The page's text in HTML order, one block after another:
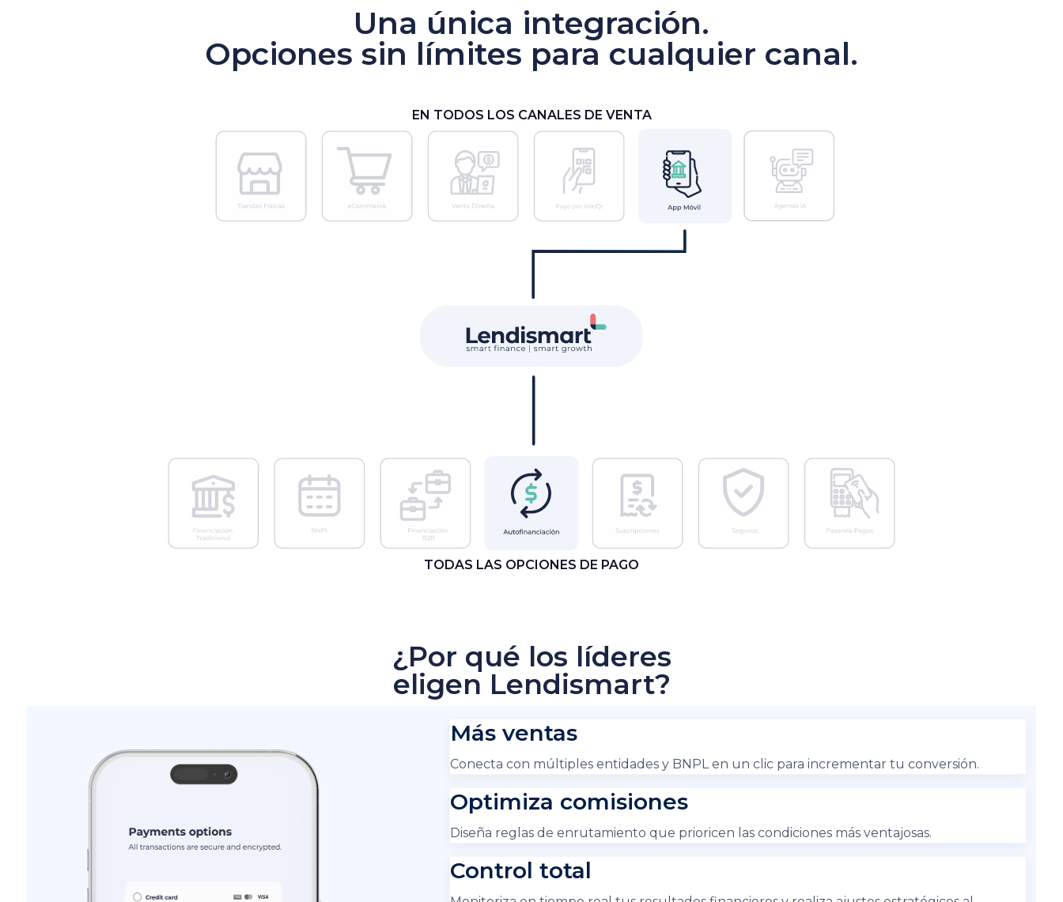
Una única integración.
Opciones sin límites para cualquier canal.
EN TODOS LOS CANALES DE VENTA
TODAS LAS OPCIONES DE PAGO
¿Por qué los líderes
eligen Lendismart?
Más ventas
Conecta con múltiples entidades y BNPL en un clic para incrementar tu conversión.
Optimiza comisiones
Diseña reglas de enrutamiento que prioricen las condiciones más ventajosas.
Control total